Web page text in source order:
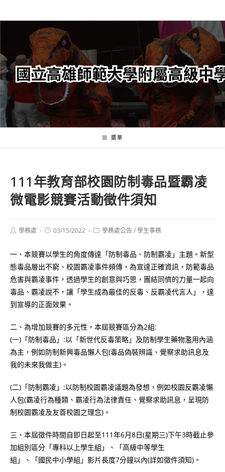
轉
要
內
容
選單
111年教育部校園防制毒品暨霸凌
微電影競賽活動徵件須知
Post學務處
Post03/15/2022
Post學務處公告/學生事務
一、本競賽以學生的角度傳達「防制毒品、防制霸凌」主題。新型
態毒品層出不窮、校園霸凌事件頻傳，為宣達正確資訊，防範毒品
危害與霸凌事件，透過學生的創意與巧思，團結同儕的力量一起向
毒品、霸凌說不，讓「學生成為最佳的反毒、反霸凌代言人」，達
到宣導的正面效果。
二、為增加競賽的多元性，本屆競賽區分為2組:
(一)「防制毒品」:以「新世代反毒策略」及防制學生藥物濫用內涵
為主，例如防制新興毒品懶人包(毒品偽裝辨識、覺察求助訊息及
我的未來我做主)。
(二)「防制霸凌」:以防制校園霸凌議題為發想，例如校園反霸凌懶
人包(霸凌行為種類、霸凌行為法律責任、覺察求助訊息，呈現防
制校園霸凌及友善校園之理念)。
三、本屆徵件時間自即日起至111年6月8日(星期三)下午3時截止參
加組別區分「專科以上學生組」、「高級中等學生
組」、「國民中小學組」影片長度7分鐘以內(詳如徵件須知)。